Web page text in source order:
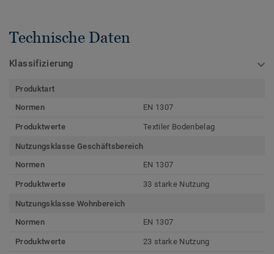
Technische Daten
Klassifizierung
Produktart
Normen
EN 1307
Produktwerte Textiler Bodenbelag
Nutzungsklasse Geschäftsbereich
Normen
EN 1307
Produktwerte 33 starke Nutzung
Nutzungsklasse Wohnbereich
Normen
EN 1307
Produktwerte 23 starke Nutzung